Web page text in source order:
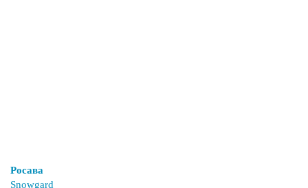
Росава
Snowgard